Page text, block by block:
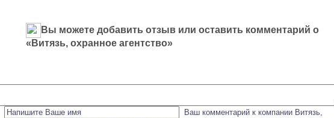
Вы можете добавить отзыв или оставить комментарий о
«Витязь, охранное агентство»
Ваш комментарий к компании Витязь,